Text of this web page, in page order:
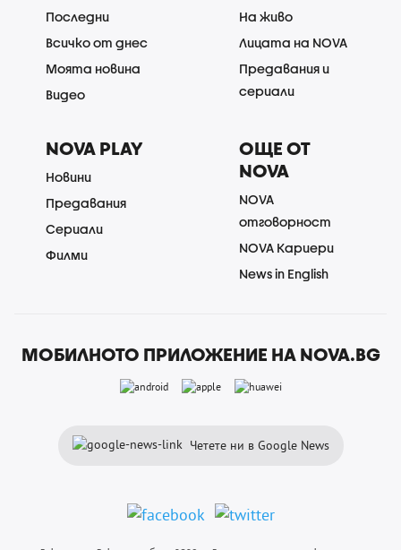
Последни
Всичко от днес
Моята новина
Видео
На живо
Лицата на NOVA
Предавания и
сериали
NOVA PLAY
Новини
Предавания
Сериали
Филми
ОЩЕ ОТ
NOVA
NOVA
отговорност
NOVA Кариери
News in English
МОБИЛНОТО ПРИЛОЖЕНИЕ НА NOVA.BG
Четете ни в Google News